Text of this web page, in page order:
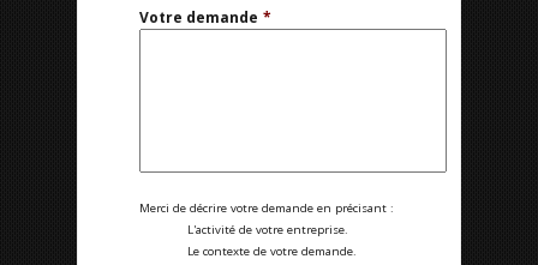
Votre demande *
Merci de décrire votre demande en précisant :
L'activité de votre entreprise.
Le contexte de votre demande.